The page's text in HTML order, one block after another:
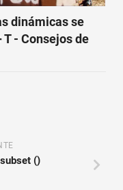
dinámicas se
- Consejos de
()